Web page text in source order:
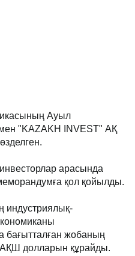
Ауыл
"KAZAKH INVEST" АҚ
арасында
қол қойылды.
индустриялық-
бағытталған жобаның
долларын құрайды.